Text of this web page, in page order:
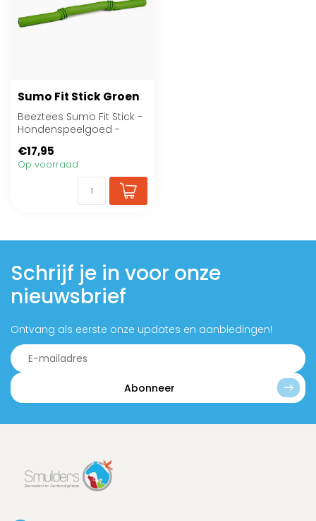
Sumo Fit Stick Groen
Beeztees Sumo Fit Stick -
Hondenspeelgoed -
€17,95
Op voorraad
Schrijf je in voor onze
nieuwsbrief
Ontvang als eerste onze updates en aanbiedingen!
Abonneer